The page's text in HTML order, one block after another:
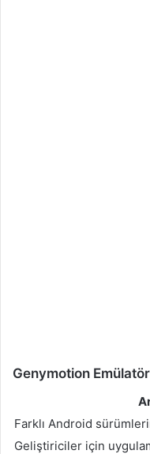
Genymotion
Farklı Android
Geliştiriciler için